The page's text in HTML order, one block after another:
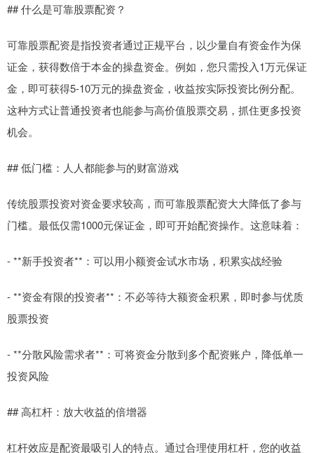
## 什么是可靠股票配资？
可靠股票配资是指投资者通过正规平台，以少量自有资金作为保
证金，获得数倍于本金的操盘资金。例如，您只需投入1万元保证
金，即可获得5-10万元的操盘资金，收益按实际投资比例分配。
这种方式让普通投资者也能参与高价值股票交易，抓住更多投资
机会。
## 低门槛：人人都能参与的财富游戏
传统股票投资对资金要求较高，而可靠股票配资大大降低了参与
门槛。最低仅需1000元保证金，即可开始配资操作。这意味着：
- **新手投资者**：可以用小额资金试水市场，积累实战经验
- **资金有限的投资者**：不必等待大额资金积累，即时参与优质
股票投资
- **分散风险需求者**：可将资金分散到多个配资账户，降低单一
投资风险
## 高杠杆：放大收益的倍增器
杠杆效应是配资最吸引人的特点。通过合理使用杠杆，您的收益